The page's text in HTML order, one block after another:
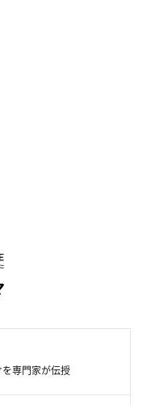
身の体験を回答したも
ち」で投稿されたもの
専門家が伝授